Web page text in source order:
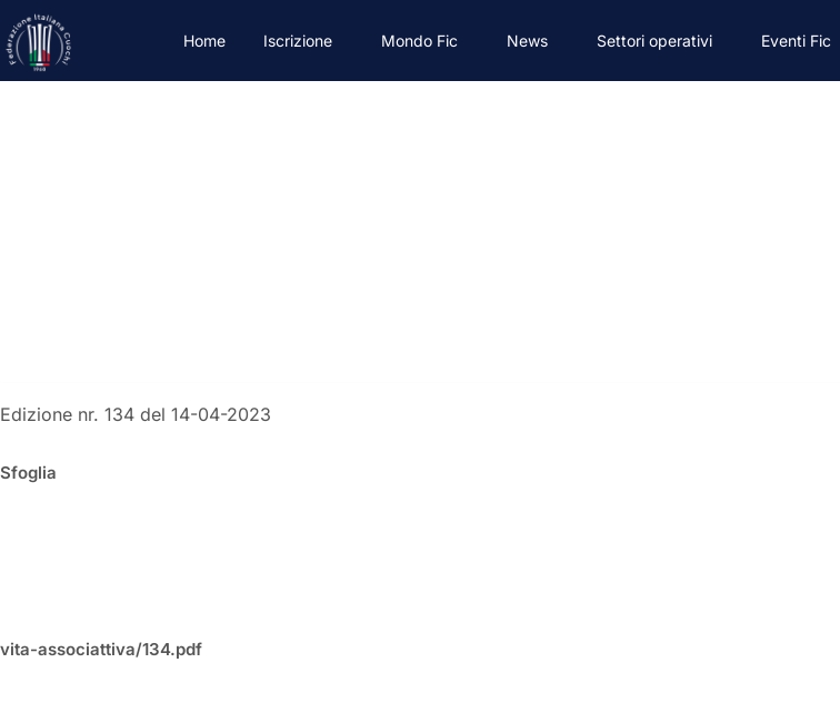
Home Iscrizione Mondo Fic News Settori operativi Eventi Fic
Edizione nr. 134 del 14-04-2023
Sfoglia
vita-associattiva/134.pdf